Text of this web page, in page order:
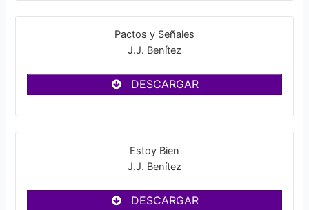
Pactos y Señales
J.J. Benítez
DESCARGAR
Estoy Bien
J.J. Benítez
DESCARGAR